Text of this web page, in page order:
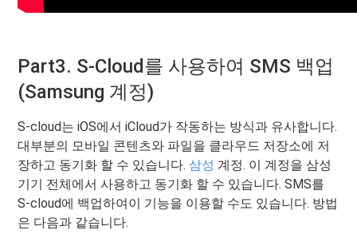
Part3. S-Cloud를 사용하여 SMS 백업
(Samsung 계정)
S-cloud는 iOS에서 iCloud가 작동하는 방식과 유사합니다.
대부분의 모바일 콘텐츠와 파일을 클라우드 저장소에 저
장하고 동기화 할 수 있습니다. 삼성 계정. 이 계정을 삼성
기기 전체에서 사용하고 동기화 할 수 있습니다. SMS를
S-cloud에 백업하여이 기능을 이용할 수도 있습니다. 방법
은 다음과 같습니다.